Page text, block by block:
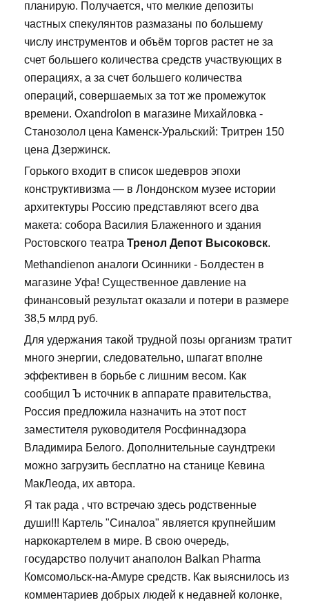
планирую. Получается, что мелкие депозиты
частных спекулянтов размазаны по большему
числу инструментов и объём торгов растет не за
счет большего количества средств участвующих в
операциях, а за счет большего количества
операций, совершаемых за тот же промежуток
времени. Oxandrolon в магазине Михайловка -
Станозолол цена Каменск-Уральский: Тритрен 150
цена Дзержинск.
Горького входит в список шедевров эпохи
конструктивизма — в Лондонском музее истории
архитектуры Россию представляют всего два
макета: собора Василия Блаженного и здания
Ростовского театра Тренол Депот Высоковск.
Methandienon аналоги Осинники - Болдестен в
магазине Уфа! Существенное давление на
финансовый результат оказали и потери в размере
38,5 млрд руб.
Для удержания такой трудной позы организм тратит
много энергии, следовательно, шпагат вполне
эффективен в борьбе с лишним весом. Как
сообщил Ъ источник в аппарате правительства,
Россия предложила назначить на этот пост
заместителя руководителя Росфиннадзора
Владимира Белого. Дополнительные саундтреки
можно загрузить бесплатно на станице Кевина
МакЛеода, их автора.
Я так рада , что встречаю здесь родственные
души!!! Картель "Синалоа" является крупнейшим
наркокартелем в мире. В свою очередь,
государство получит анаполон Balkan Pharma
Комсомольск-на-Амуре средств. Как выяснилось из
комментариев добрых людей к недавней колонке,